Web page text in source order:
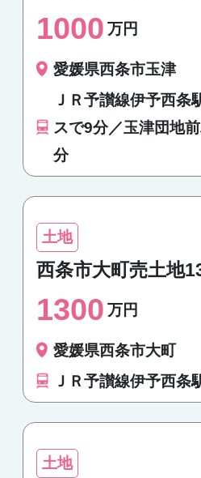
1000 万円
愛媛県西条市玉津
ＪＲ予讃線伊予西条
スで9分／玉津団地
分
土地
西条市大町売土地
1300 万円
愛媛県西条市大町
ＪＲ予讃線伊予西条
土地